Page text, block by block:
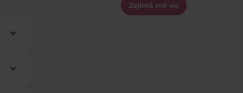
Zajímá mě víc
keyboard_arrow_down
keyboard_arrow_down